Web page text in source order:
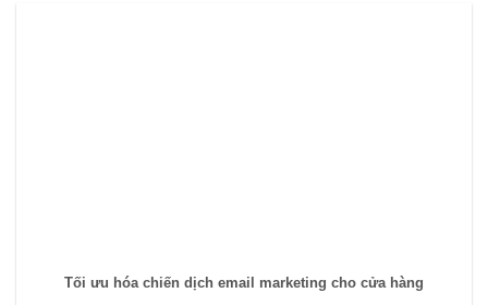
Tối ưu hóa chiến dịch email marketing cho cửa hàng